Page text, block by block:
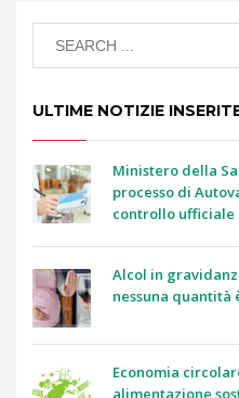
ULTIME NOTIZIE
Ministero della
processo di
controllo ufficiale
Alcol in
nessuna quantità
Economia
alimentazione